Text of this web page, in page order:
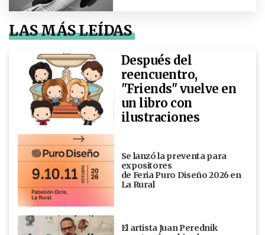
LAS MÁS LEÍDAS
Después del
reencuentro,
"Friends" vuelve en
un libro con
ilustraciones
Se lanzó la preventa para
expositores
de Feria Puro Diseño 2026 en
La Rural
El artista Juan Perednik